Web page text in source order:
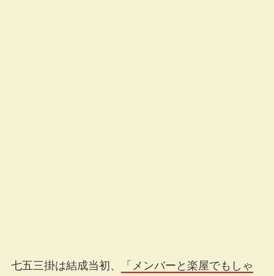
七五三掛は結成当初、 「メンバーと楽屋でもしゃ